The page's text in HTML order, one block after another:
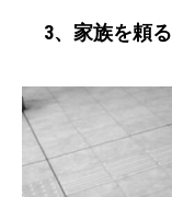
3、家族を頼る